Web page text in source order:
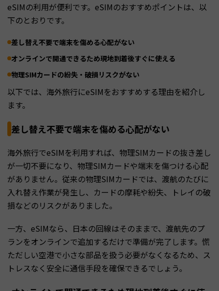
eSIMの利用が便利です。eSIMのおすすめポイントは、以
下のとおりです。
差し替え不要で端末を傷める心配がない
オンラインで開通できるため現地到着後すぐに使える
物理SIMカードの紛失・破損リスクがない
以下では、海外旅行にeSIMをおすすめする理由を紹介し
ます。
差し替え不要で端末を傷める心配がない
海外旅行でeSIMを利用すれば、物理SIMカードの抜き差し
が一切不要になり、物理SIMカードや端末を傷つける心配
がありません。従来の物理SIMカードでは、渡航のたびに
入れ替え作業が発生し、カードの摩耗や紛失、トレイの破
損などのリスクがありました。
一方、eSIMなら、日本の回線はそのままで、渡航先のプ
ランをオンラインで追加するだけで準備が完了します。慌
ただしい空港で小さな部品を扱う必要がなくなるため、ス
トレスなく安全に通信手段を確保できるでしょう。